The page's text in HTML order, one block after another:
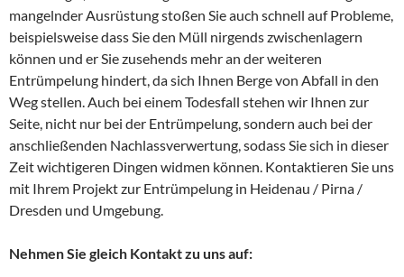
mangelnder Ausrüstung stoßen Sie auch schnell auf Probleme,
beispielsweise dass Sie den Müll nirgends zwischenlagern
können und er Sie zusehends mehr an der weiteren
Entrümpelung hindert, da sich Ihnen Berge von Abfall in den
Weg stellen. Auch bei einem Todesfall stehen wir Ihnen zur
Seite, nicht nur bei der Entrümpelung, sondern auch bei der
anschließenden Nachlassverwertung, sodass Sie sich in dieser
Zeit wichtigeren Dingen widmen können. Kontaktieren Sie uns
mit Ihrem Projekt zur Entrümpelung in Heidenau / Pirna /
Dresden und Umgebung.
Nehmen Sie gleich Kontakt zu uns auf: